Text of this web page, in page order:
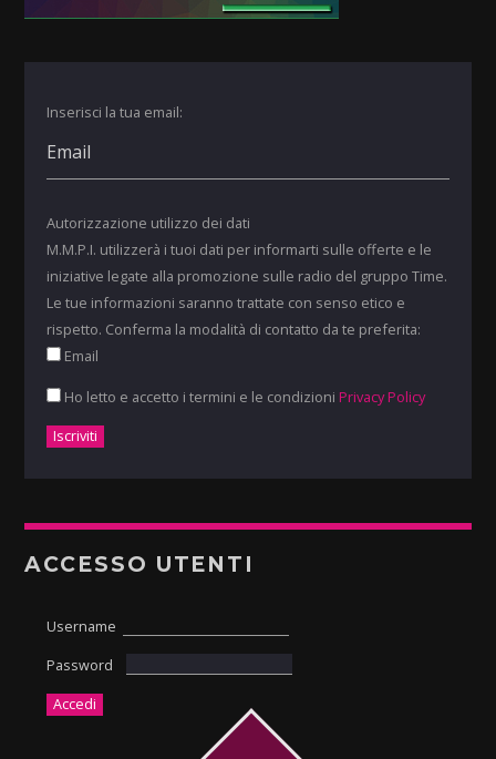
Inserisci la tua email:
Autorizzazione utilizzo dei dati
M.M.P.I. utilizzerà i tuoi dati per informarti sulle offerte e le
iniziative legate alla promozione sulle radio del gruppo Time.
Le tue informazioni saranno trattate con senso etico e
rispetto. Conferma la modalità di contatto da te preferita:
Email
Ho letto e accetto i termini e le condizioni Privacy Policy
ACCESSO UTENTI
Username
Password